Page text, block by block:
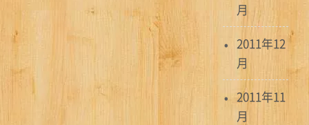
月
2011年12
月
2011年11
月